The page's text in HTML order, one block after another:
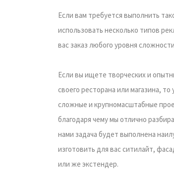
Если вам требуется выполнить
использовать несколько типов
вас заказ любого уровня
Если вы ищете творческих и
своего ресторана или магазина,
сложные и крупномасштабные
благодаря чему мы отлично
нами задача будет выполнена
изготовить для вас ситилайт,
или же экстендер.